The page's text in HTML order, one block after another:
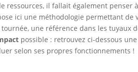
ressources, il fallait également
ici une méthodologie permettant
une référence dans les
possible : retrouvez ci-dessous
selon ses propres fonctionnements !